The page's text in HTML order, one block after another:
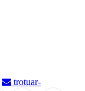
trotuar-